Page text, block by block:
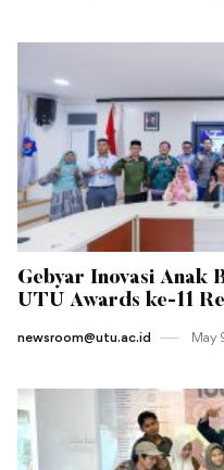
Gebyar Inovasi Anak
UTU Awards ke-11
newsroom@utu.ac.id May